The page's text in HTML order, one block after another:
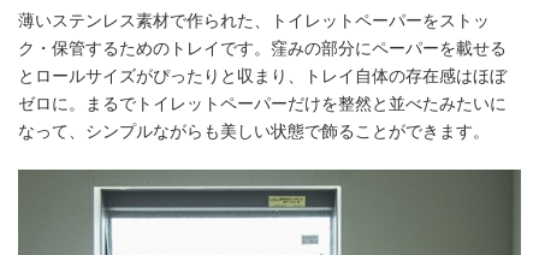
薄いステンレス素材で作られた、トイレットペーパーをストッ
ク・保管するためのトレイです。窪みの部分にペーパーを載せる
とロールサイズがぴったりと収まり、トレイ自体の存在感はほぼ
ゼロに。まるでトイレットペーパーだけを整然と並べたみたいに
なって、シンプルながらも美しい状態で飾ることができます。